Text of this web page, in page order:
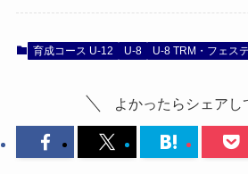
育成コース U-12 U-8 U-8 TRM・フェス
よかったらシェアし